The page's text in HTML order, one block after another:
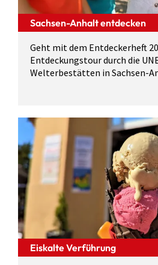
Sachsen-Anhalt entdecken
Geht mit dem Entdeckerheft
Entdeckungstour durch die
Welterbestätten in Sachsen-
Eiskalte Verführung